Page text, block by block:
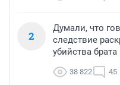
2
Думали, что
следствие
убийства
38 822 45